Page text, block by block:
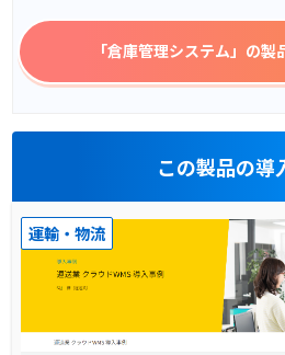
「倉庫管理システム」 の製
この製品の導
運輸・物流